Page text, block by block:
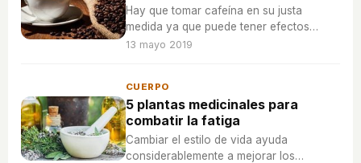
Hay que tomar cafeína en su justa
medida ya que puede tener efectos
contraproducentes en el organismo y
llevan.
13 mayo 2019
CUERPO
5 plantas medicinales para
combatir la fatiga
Cambiar el estilo de vida ayuda
considerablemente a mejorar los